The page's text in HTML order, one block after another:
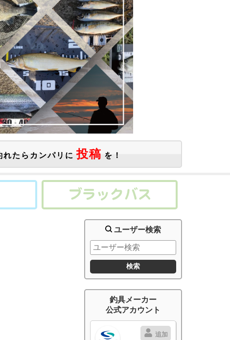
れたらカンパリに 投稿 を！
ユーザー検索
釣具メーカー
公式アカウント
追加